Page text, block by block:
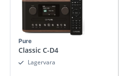
Pure
Classic C-D4
Lagervara